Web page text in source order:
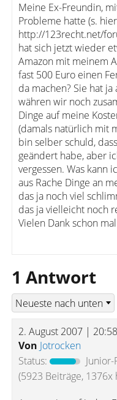
Meine Ex-Freundin,
Probleme hatte (s. hier
http://123recht.net/
hat sich jetzt wieder
Amazon mit meinem
fast 500 Euro einen
da machen? Sie hat
währen wir noch
Dinge auf meine
(damals natürlich mit
bin selber schuld,
geändert habe, aber
vergessen. Was kann
aus Rache Dinge an
das ja noch viel
das ja vielleicht noch
Vielen Dank schon
1 Antwort
2. August 2007 | 20:58
Von Jotrocken
Status:
(5923 Beiträge, 1376x